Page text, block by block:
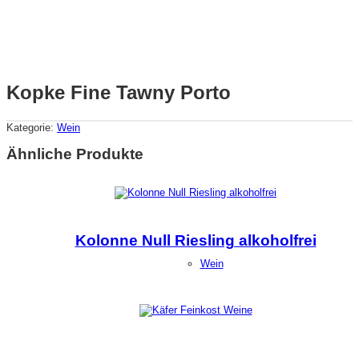
Kopke Fine Tawny Porto
Kategorie: Wein
Ähnliche Produkte
Kolonne Null Riesling alkoholfrei
Wein